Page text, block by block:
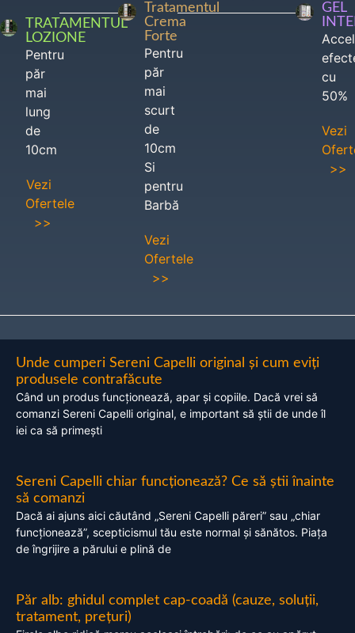
TRATAMENTUL
LOZIONE
Pentru
păr
mai
lung
de
10cm
Vezi
Ofertele
>>
Tratamentul
Crema
Forte
Pentru
păr
mai
scurt
de
10cm
Si
pentru
Barbă
Vezi
Ofertele
>>
GEL
cu
50%
Vezi
>>
Unde cumperi Sereni Capelli original și cum eviți
produsele contrafăcute
Când un produs funcționează, apar și copiile. Dacă vrei să
comanzi Sereni Capelli original, e important să știi de unde îl
iei ca să primești
Sereni Capelli chiar funcționează? Ce să știi înainte
să comanzi
Dacă ai ajuns aici căutând „Sereni Capelli păreri” sau „chiar
funcționează”, scepticismul tău este normal și sănătos. Piața
de îngrijire a părului e plină de
Păr alb: ghidul complet cap-coadă (cauze, soluții,
tratament, prețuri)